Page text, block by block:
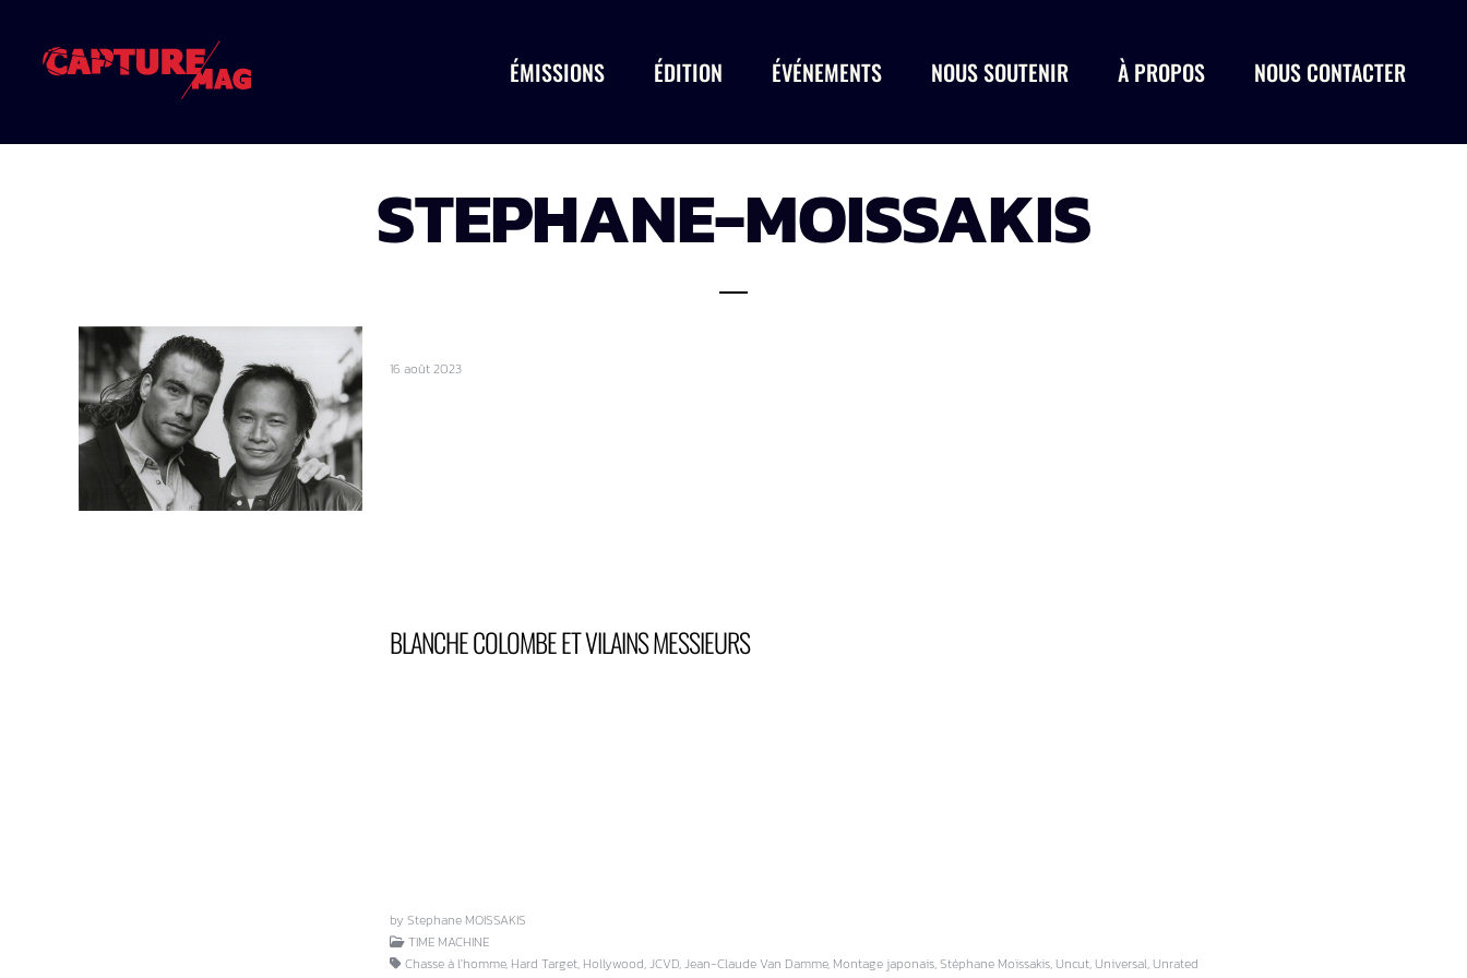
ÉMISSIONS ÉDITION ÉVÉNEMENTS NOUS SOUTENIR À PROPOS NOUS CONTACTER
STEPHANE-MOISSAKIS
16 août 2023
BLANCHE COLOMBE ET VILAINS MESSIEURS
by Stephane MOISSAKIS
TIME MACHINE
Chasse à l'homme, Hard Target, Hollywood, JCVD, Jean-Claude Van Damme, Montage japonais, Stéphane Moïssakis, Uncut, Universal, Unrated